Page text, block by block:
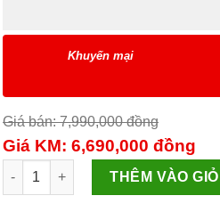
Khuyến mại
Giá bán: 7,990,000đồng
Giá KM: 6,690,000 đồng
Máy giặt lồng đứng AQW-FW110FT
THÊM VÀO